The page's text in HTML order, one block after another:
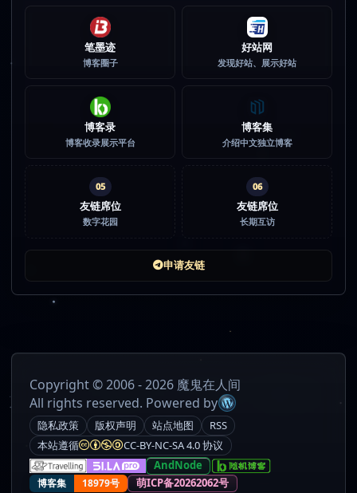
笔墨迹
博客圈子
好站网
发现好站、展示好站
博客录
博客收录展示平台
博客集
介绍中文独立博客
05
友链席位
数字花园
06
友链席位
长期互访
申请友链
Copyright © 2006 - 2026 魔鬼在人间
All rights reserved. Powered by
隐私政策 版权声明 站点地图
RSS
本站遵循
CC-BY-NC-SA 4.0 协议
AndNode
博客集 18979号 萌ICP备20262062号